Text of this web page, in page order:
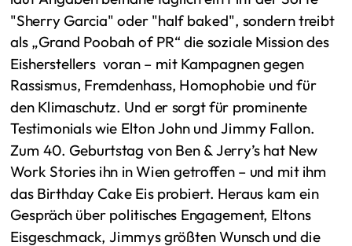
"Sherry Garcia" oder "half baked", sondern treibt
als „Grand Poobah of PR“ die soziale Mission des
Eisherstellers voran – mit Kampagnen gegen
Rassismus, Fremdenhass, Homophobie und für
den Klimaschutz. Und er sorgt für prominente
Testimonials wie Elton John und Jimmy Fallon.
Zum 40. Geburtstag von Ben & Jerry’s hat New
Work Stories ihn in Wien getroffen – und mit ihm
das Birthday Cake Eis probiert. Heraus kam ein
Gespräch über politisches Engagement, Eltons
Eisgeschmack, Jimmys größten Wunsch und die